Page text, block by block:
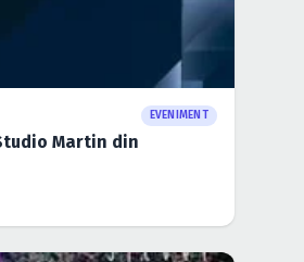
EVENIMENT
Martin din